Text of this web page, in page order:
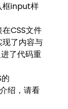
input样
CSS文件
了内容与
了代码重
绍，请看